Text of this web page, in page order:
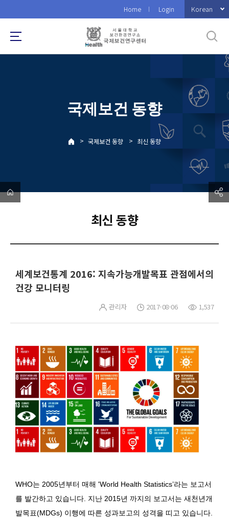
로
메
Home Login Korean
국제보건 동향
> 국제보건 동향 > 최신 동향
최신 동향
세계보건통계 2016: 지속가능개발목표 관점에서의
건강 모니터링
관리자 2017-08-06 1,537
WHO는 2005년부터 매해 'World Health Statistics’라는 보고서
를 발간하고 있습니다. 지난 2015년 까지의 보고서는 새천년개
발목표(MDGs) 이행에 따른 성과보고의 성격을 띠고 있습니다.